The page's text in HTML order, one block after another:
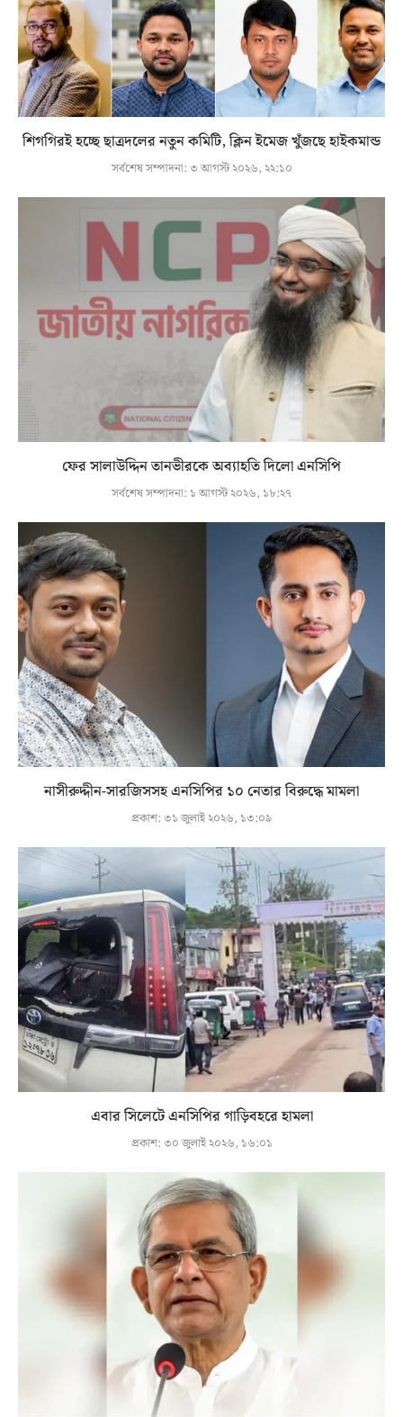
শিগগিরই হচ্ছে ছাত্রদলের নতুন কমিটি, ক্লিন ইমেজ খুঁজছে হাইকমান্ড
সর্বশেষ সম্পাদনা:৩ আগস্ট ২০২৬, ২২:১০
ফের সালাউদ্দিন তানভীরকে অব্যাহতি দিলো এনসিপি
সর্বশেষ সম্পাদনা: ১ আগস্ট ২০২৬, ১৮:২৭
নাসীরুদ্দীন-সারজিসসহ এনসিপির ১০ নেতার বিরুদ্ধে মামলা
প্রকাশ:৩১ জুলাই ২০২৬, ১৩:০৯
এবার সিলেটে এনসিপির গাড়িবহরে হামলা
প্রকাশ:৩০ জুলাই ২০২৬, ১৬:০১